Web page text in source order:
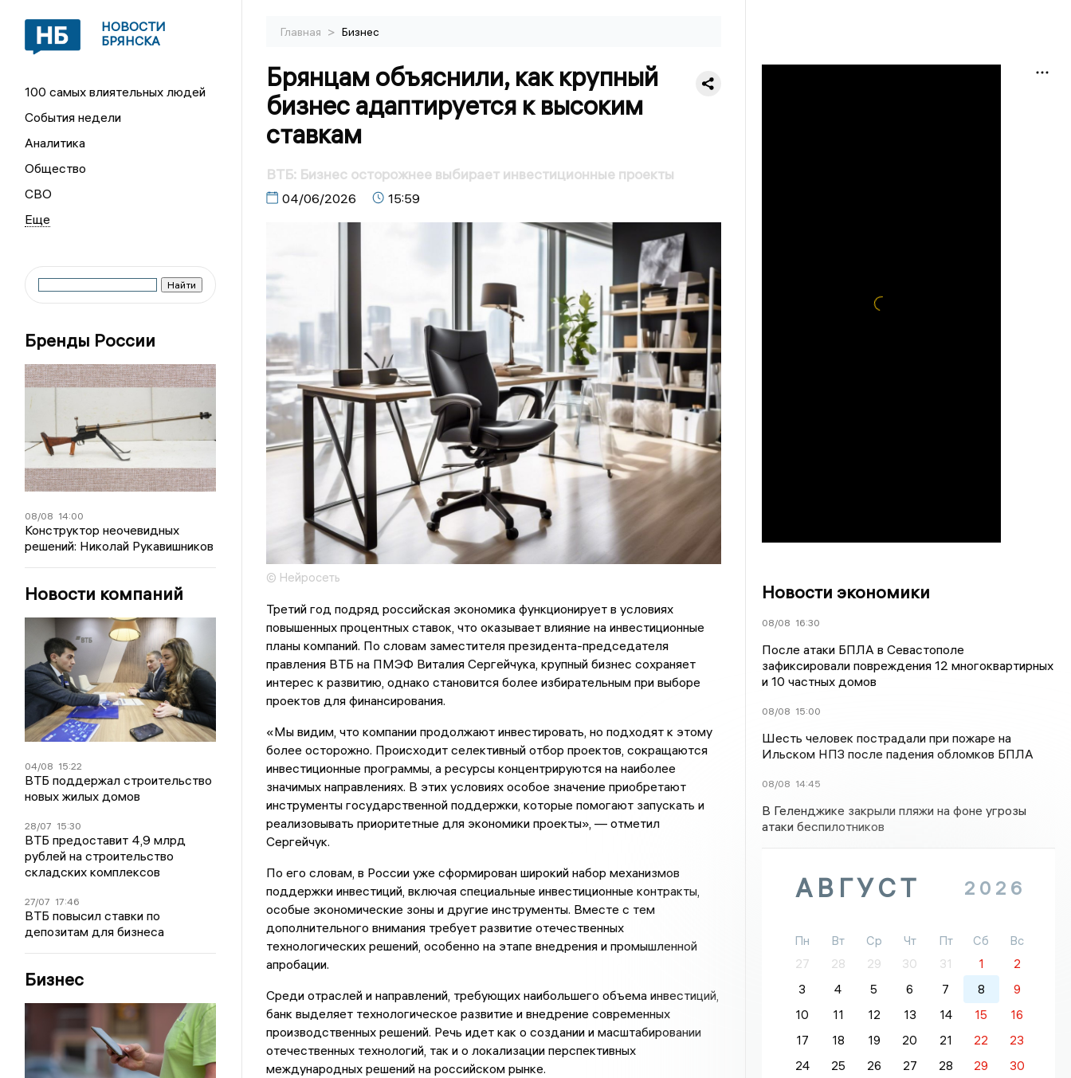
НОВОСТИ
БРЯНСКА
100 самых влиятельных людей
События недели
Аналитика
Общество
СВО
Бренды России
08/08 14:00
Конструктор неочевидных
решений: Николай Рукавишников
Новости компаний
04/08 15:22
ВТБ поддержал строительство
новых жилых домов
28/07 15:30
ВТБ предоставит 4,9 млрд
рублей на строительство
складских комплексов
27/07 17:46
ВТБ повысил ставки по
депозитам для бизнеса
Бизнес
Главная > Бизнес
Брянцам объяснили, как крупный
бизнес адаптируется к высоким
ставкам
ВТБ: Бизнес осторожнее выбирает инвестиционные проекты
04/06/2026 15:59
© Нейросеть
Третий год подряд российская экономика функционирует в условиях
повышенных процентных ставок, что оказывает влияние на инвестиционные
планы компаний. По словам заместителя президента-председателя
правления ВТБ на ПМЭФ Виталия Сергейчука, крупный бизнес сохраняет
интерес к развитию, однако становится более избирательным при выборе
проектов для финансирования.
«Мы видим, что компании продолжают инвестировать, но подходят к этому
более осторожно. Происходит селективный отбор проектов, сокращаются
инвестиционные программы, а ресурсы концентрируются на наиболее
значимых направлениях. В этих условиях особое значение приобретают
инструменты государственной поддержки, которые помогают запускать и
реализовывать приоритетные для экономики проекты», — отметил
Сергейчук.
По его словам, в России уже сформирован широкий набор механизмов
поддержки инвестиций, включая специальные инвестиционные контракты,
особые экономические зоны и другие инструменты. Вместе с тем
дополнительного внимания требует развитие отечественных
технологических решений, особенно на этапе внедрения и промышленной
апробации.
Среди отраслей и направлений, требующих наибольшего объема инвестиций,
банк выделяет технологическое развитие и внедрение современных
производственных решений. Речь идет как о создании и масштабировании
отечественных технологий, так и о локализации перспективных
международных решений на российском рынке.
Новости экономики
08/08 16:30
После атаки БПЛА в Севастополе
зафиксировали повреждения 12 многоквартирных
и 10 частных домов
08/08 15:00
Шесть человек пострадали при пожаре на
Ильском НПЗ после падения обломков БПЛА
08/08 14:45
В Геленджике закрыли пляжи на фоне угрозы
атаки беспилотников
АВГУСТ 2026
Пн Вт Ср Чт Пт Сб
Вс
27
28 29 30 31 1
2
3
4 5 6 7 8
9
10
11 12 13 14 15
16
17
18 19 20 21 22
23
24
25 26 27 28 29
30